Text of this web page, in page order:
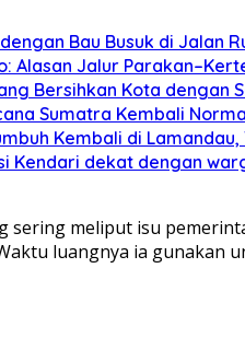
Bau Busuk di Jalan
Alasan Jalur
Bersihkan Kota dengan
Sumatra Kembali
Kembali di
Kendari dekat dengan
sering meliput isu
luangnya ia gunakan